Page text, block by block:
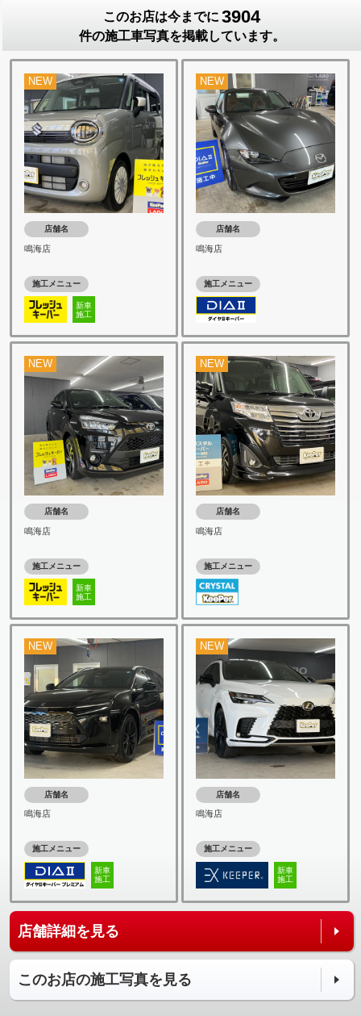
このお店は今までに 3904
件の施工車写真を掲載しています。
NEW
店舗名
鳴海店
施工メニュー
新車
施工
NEW
店舗名
鳴海店
施工メニュー
NEW
店舗名
鳴海店
施工メニュー
新車
施工
NEW
店舗名
鳴海店
施工メニュー
NEW
店舗名
鳴海店
施工メニュー
新車
施工
NEW
店舗名
鳴海店
施工メニュー
新車
施工
店舗詳細を見る
このお店の施工写真を見る